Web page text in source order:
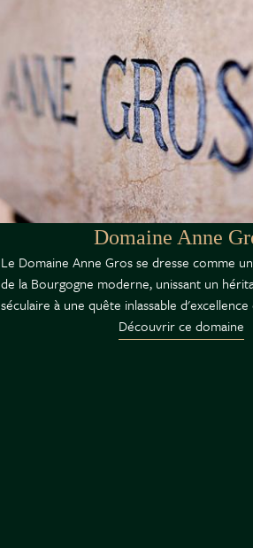
Domaine Anne
Le Domaine Anne Gros se dresse comme
de la Bourgogne moderne, unissant un
séculaire à une quête inlassable
Découvrir ce domaine